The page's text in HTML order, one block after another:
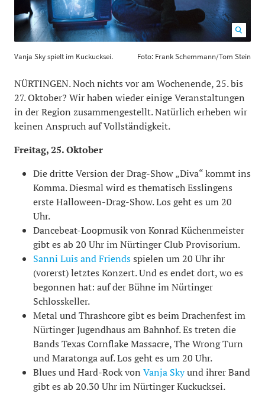
Schemmann/Tom Stein
800
Vanja Sky spielt im Kuckucksei. Foto: Frank Schemmann/Tom Stein
NÜRTINGEN. Noch nichts vor am Wochenende, 25. bis
27. Oktober? Wir haben wieder einige Veranstaltungen
in der Region zusammengestellt. Natürlich erheben wir
keinen Anspruch auf Vollständigkeit.
Freitag, 25. Oktober
Die dritte Version der Drag-Show „Diva“ kommt ins
Komma. Diesmal wird es thematisch Esslingens
erste Halloween-Drag-Show. Los geht es um 20
Uhr.
Dancebeat-Loopmusik von Konrad Küchenmeister
gibt es ab 20 Uhr im Nürtinger Club Provisorium.
Sanni Luis and Friendsspielen um 20 Uhr ihr
(vorerst) letztes Konzert. Und es endet dort, wo es
begonnen hat: auf der Bühne im Nürtinger
Schlosskeller.
Metal und Thrashcore gibt es beim Drachenfest im
Nürtinger Jugendhaus am Bahnhof. Es treten die
Bands Texas Cornflake Massacre, The Wrong Turn
und Maratonga auf. Los geht es um 20 Uhr.
Blues und Hard-Rock von Vanja Skyund ihrer Band
gibt es ab 20.30 Uhr im Nürtinger Kuckucksei.